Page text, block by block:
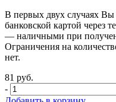
В первых двух случаях Вы
банковской картой через
— наличными при
Ограничения на
нет.
81 руб.
-